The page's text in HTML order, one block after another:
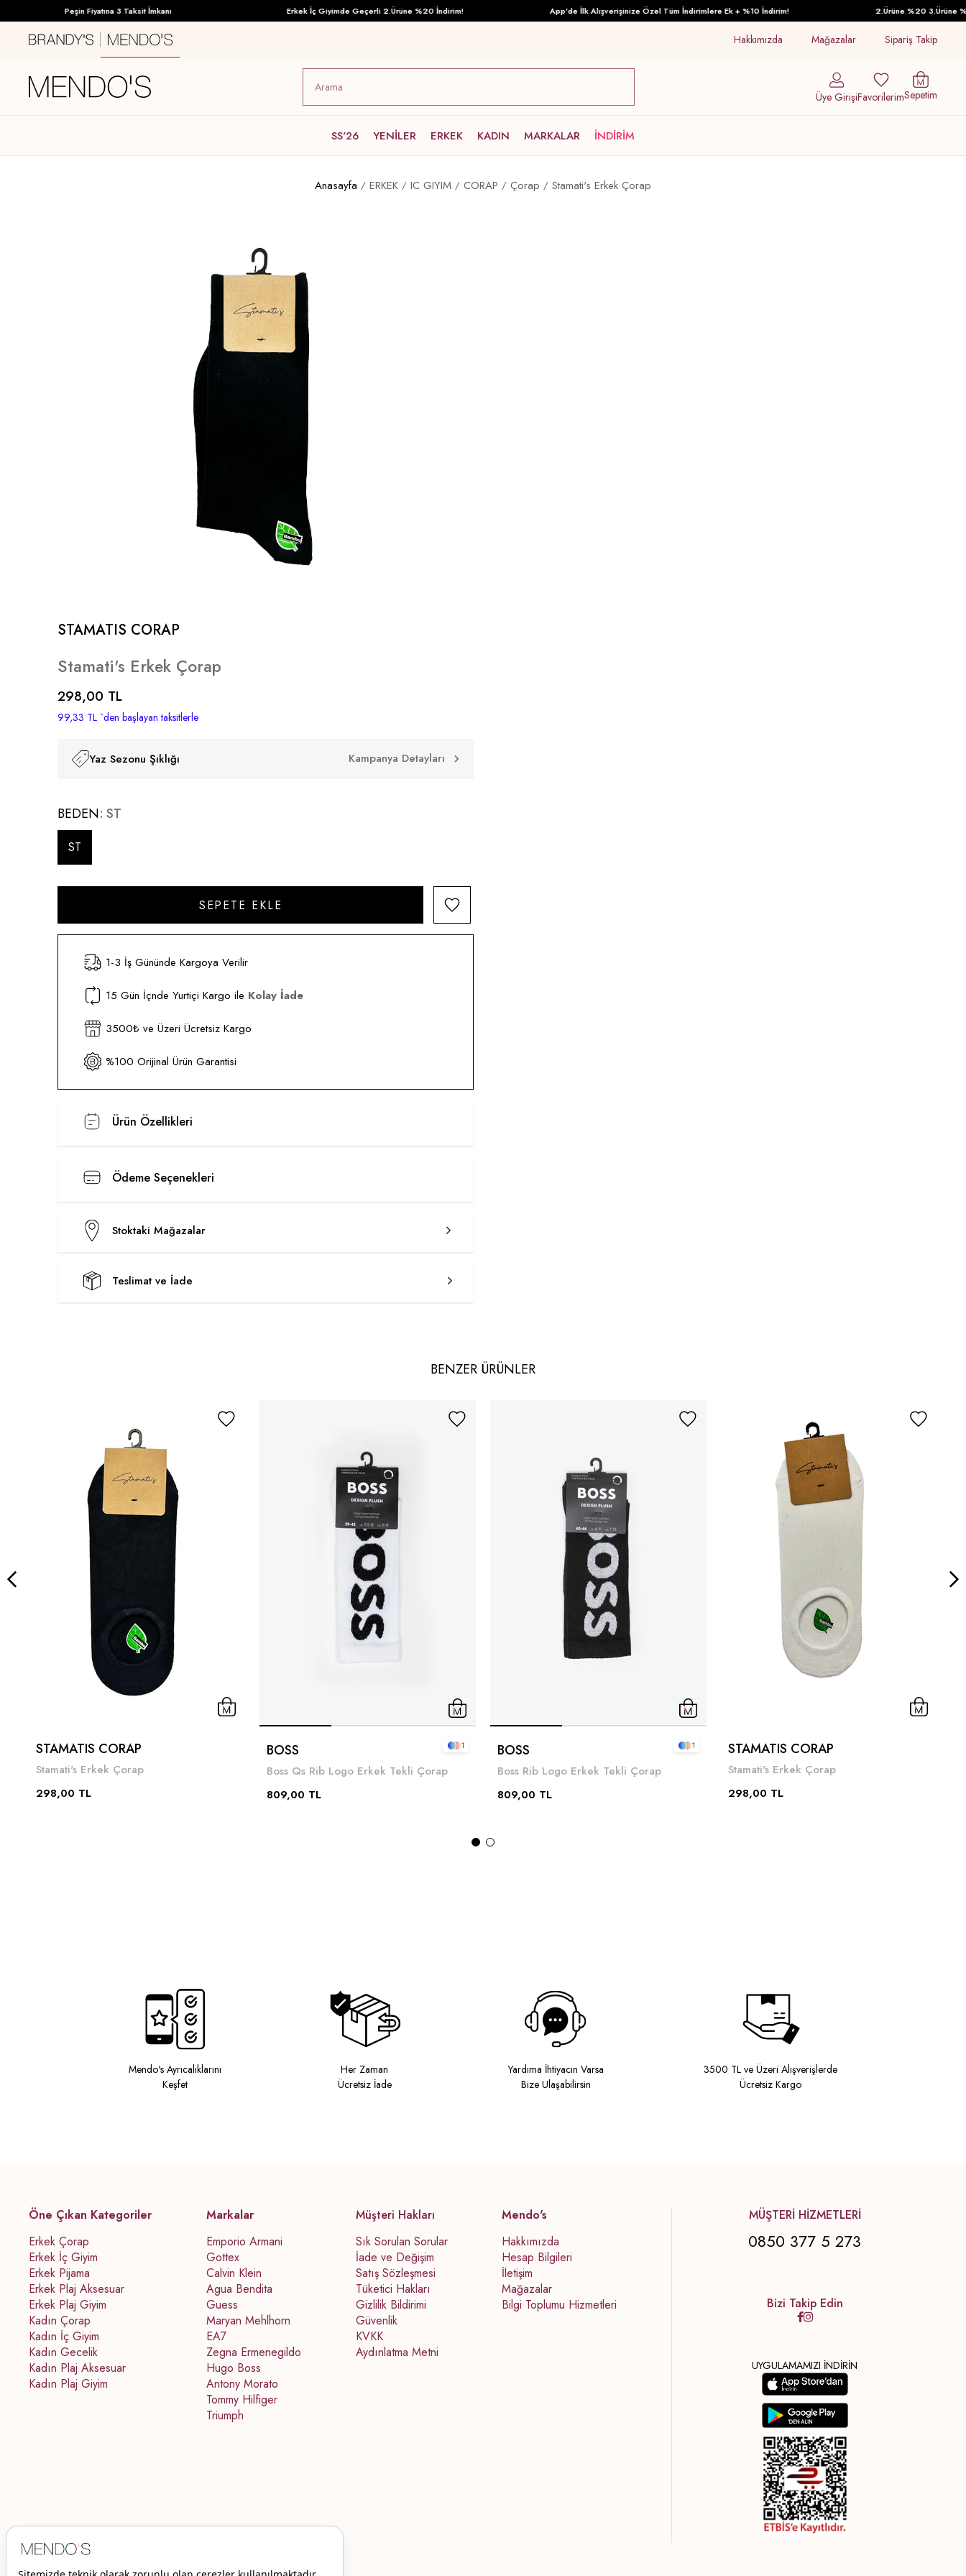
Peşin Fiyatına 3 Taksit İmkanı Erkek İç Giyimde Geçerli 2.Ürüne %20 İndirim! App'de İlk Alışverişinize Özel Tüm İndirimlere Ek + %10 İndirim! 2.Ürüne %20 3.Ürüne %30
Hakkımızda Mağazalar Sipariş Takip
Üye GirişiFavorilerimSepetim
SS'26 YENİLER ERKEK KADIN MARKALAR İNDİRİM
Anasayfa ERKEK IC GIYIM CORAP Çorap Stamati's Erkek Çorap
STAMATIS CORAP
Stamati's Erkek Çorap
298,00 TL
99,33 TL `den başlayan taksitlerle
Yaz Sezonu Şıklığı Kampanya Detayları
BEDEN ST
ST
1-3 İş Gününde Kargoya Verilir
15 Gün İçnde Yurtiçi Kargo ile Kolay İade
3500₺ ve Üzeri Ücretsiz Kargo
%100 Orijinal Ürün Garantisi
Ürün Özellikleri
Ödeme Seçenekleri
Stoktaki Mağazalar
Teslimat ve İade
BENZER ÜRÜNLER
STAMATIS CORAP
Stamati's Erkek Çorap
298,00 TL
BOSS
Boss Qs Rib Logo Erkek Tekli Çorap
809,00 TL
1 BOSS
Boss Rib Logo Erkek Tekli Çorap
809,00 TL
1 STAMATIS CORAP
Stamati's Erkek Çorap
298,00 TL
Mendo's Ayrıcalıklarını
Keşfet
Her Zaman
Ücretsiz İade
Yardıma İhtiyacın Varsa
Bize Ulaşabilirsin
3500 TL ve Üzeri Alışverişlerde
Ücretsiz Kargo
Öne Çıkan Kategoriler
Erkek Çorap
Erkek İç Giyim
Erkek Pijama
Erkek Plaj Aksesuar
Erkek Plaj Giyim
Kadın Çorap
Kadın İç Giyim
Kadın Gecelik
Kadın Plaj Aksesuar
Kadın Plaj Giyim
Markalar
Emporio Armani
Gottex
Calvin Klein
Agua Bendita
Guess
Maryan Mehlhorn
EA7
Zegna Ermenegildo
Hugo Boss
Antony Morato
Tommy Hilfiger
Triumph
Müşteri Hakları
Sık Sorulan Sorular
İade ve Değişim
Satış Sözleşmesi
Tüketici Hakları
Gizlilik Bildirimi
Güvenlik
KVKK
Aydınlatma Metni
Mendo's
Hakkımızda
Hesap Bilgileri
İletişim
Mağazalar
Bilgi Toplumu Hizmetleri
MÜŞTERİ HİZMETLERİ
0850 377 5 273
Bizi Takip Edin
UYGULAMAMIZI İNDİRİN